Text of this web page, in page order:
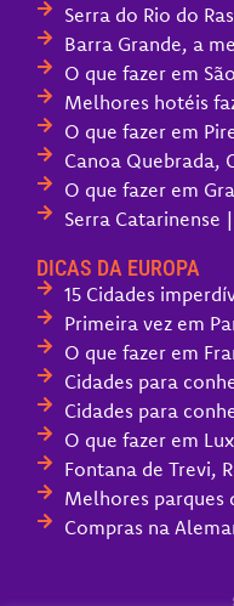
Serra do Rio do
Barra Grande, a
O que fazer em
Melhores hotéis
O que fazer em
Canoa Quebrada,
O que fazer em
Serra Catarinense
DICAS DA EUROPA
15 Cidades
Primeira vez em
O que fazer em
Cidades para
Cidades para
O que fazer em
Fontana de Trevi,
Melhores parques
Compras na